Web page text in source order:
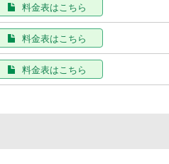
料金表はこちら
料金表はこちら
料金表はこちら